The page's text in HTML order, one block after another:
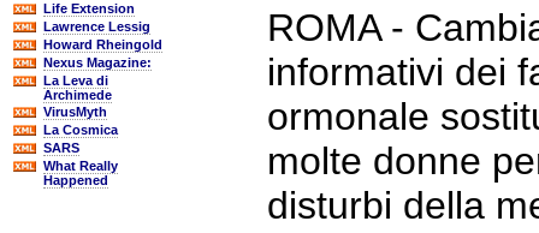
Life Extension
Lawrence Lessig
Howard Rheingold
Nexus Magazine:
La Leva di
Archimede
VirusMyth
La Cosmica
SARS
What Really
Happened
ROMA -
informativi dei
ormonale
molte donne
disturbi della